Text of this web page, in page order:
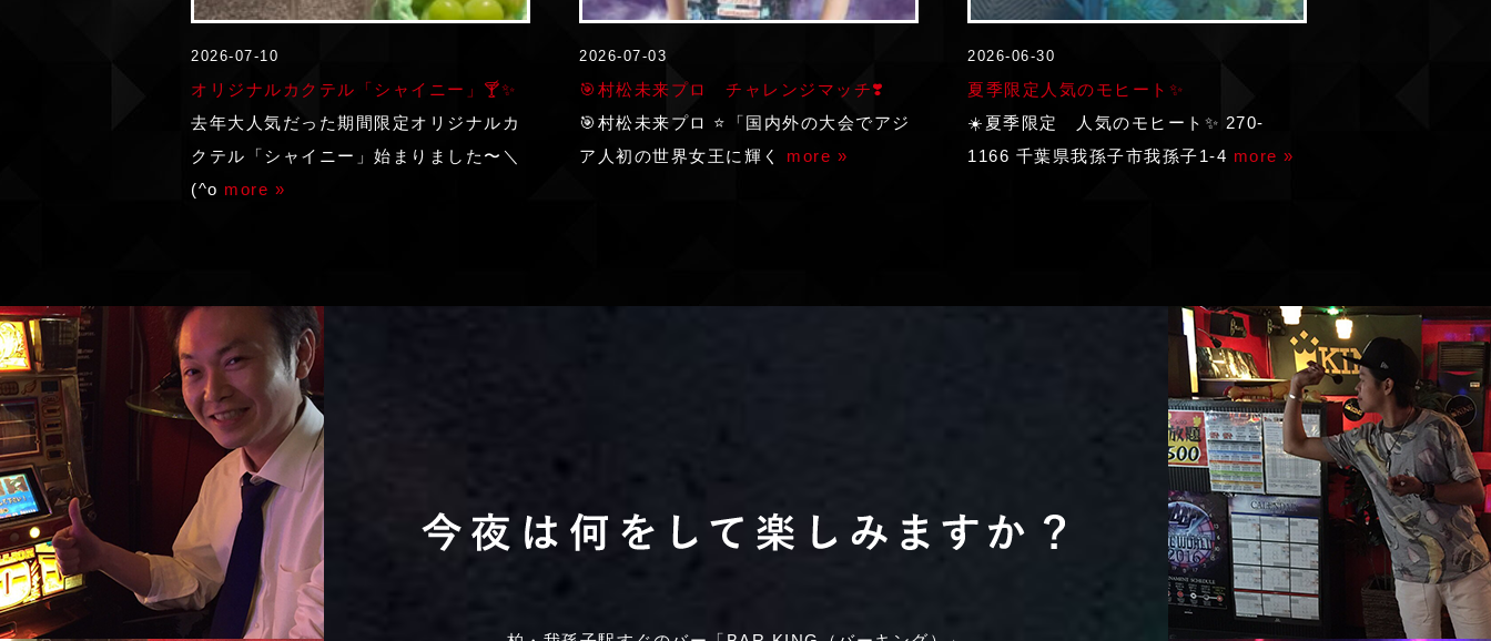
2026-07-10
オリジナルカクテル「シャイニー」🍸✨
去年大人気だった期間限定オリジナルカ
クテル「シャイニー」始まりました〜＼
(^o more »
2026-07-03
🎯村松未来プロ チャレンジマッチ❣️
🎯村松未来プロ ⭐️「国内外の大会でアジ
ア人初の世界女王に輝く
more »
2026-06-30
夏季限定人気のモヒート‍✨
☀️夏季限定 人気のモヒート‍✨ 270-
1166 千葉県我孫子市我孫子1-4 more »